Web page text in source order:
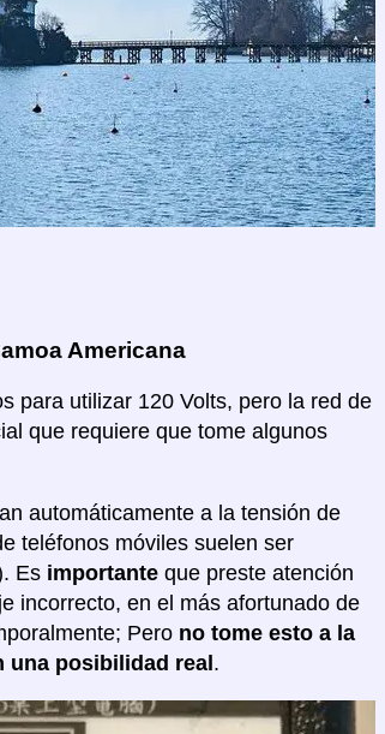
Americana
para utilizar 120 Volts, pero la red de
que requiere que tome algunos
automáticamente a la tensión de
teléfonos móviles suelen ser
Es importante que preste atención
incorrecto, en el más afortunado de
Pero no tome esto a la
posibilidad real .